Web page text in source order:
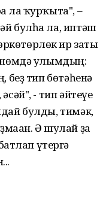
ла ҡурҡыта", –
булһа ла, иптәш
ир заты
улымдың:
беҙ тип бөтәһенә
- тип әйтеүе
булды, тимәк,
Ә шулай ҙа
үтергә